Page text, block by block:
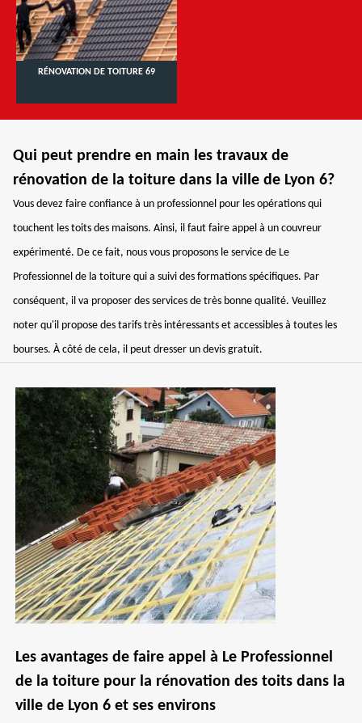
RÉNOVATION DE TOITURE 69
Qui peut prendre en main les travaux de
rénovation de la toiture dans la ville de Lyon 6?
Vous devez faire confiance à un professionnel pour les opérations qui
touchent les toits des maisons. Ainsi, il faut faire appel à un couvreur
expérimenté. De ce fait, nous vous proposons le service de Le
Professionnel de la toiture qui a suivi des formations spécifiques. Par
conséquent, il va proposer des services de très bonne qualité. Veuillez
noter qu'il propose des tarifs très intéressants et accessibles à toutes les
bourses. À côté de cela, il peut dresser un devis gratuit.
Les avantages de faire appel à Le Professionnel
de la toiture pour la rénovation des toits dans la
ville de Lyon 6 et ses environs